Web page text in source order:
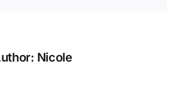
Nicole